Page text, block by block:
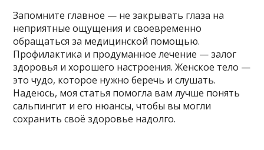
Запомните главное — не закрывать глаза на
неприятные ощущения и своевременно
обращаться за медицинской помощью.
Профилактика и продуманное лечение — залог
здоровья и хорошего настроения. Женское тело —
это чудо, которое нужно беречь и слушать.
Надеюсь, моя статья помогла вам лучше понять
сальпингит и его нюансы, чтобы вы могли
сохранить своё здоровье надолго.